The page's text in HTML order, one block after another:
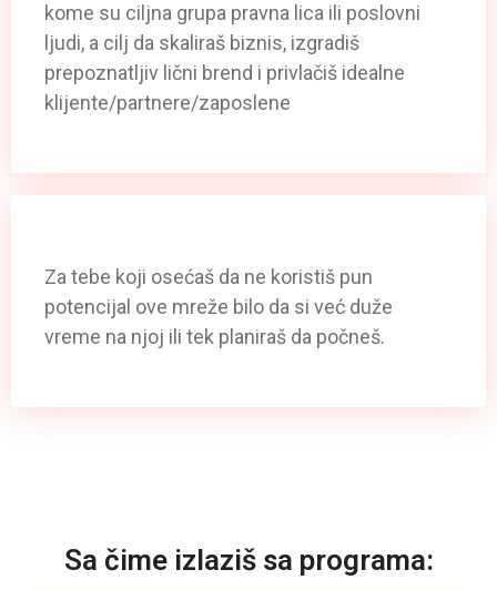
kome su ciljna grupa pravna lica ili poslovni
ljudi, a cilj da skaliraš biznis, izgradiš
prepoznatljiv lični brend i privlačiš idealne
klijente/partnere/zaposlene
Za tebe koji osećaš da ne koristiš pun
potencijal ove mreže bilo da si već duže
vreme na njoj ili tek planiraš da počneš.
Sa čime izlaziš sa programa: